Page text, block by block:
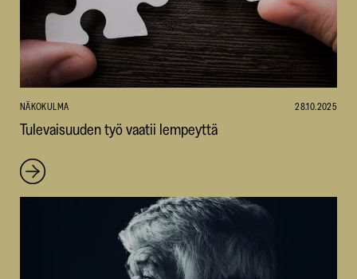
NÄKOKULMA 28.10.2025
Tulevaisuuden työ vaatii lempeyttä